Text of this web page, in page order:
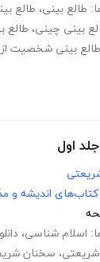
طالع بینی، طالع
بینی چینی،
طالع بینی شخصیت از
اول
کتاب‌های اندیشه و
اسلام شناسی،
، سخنان